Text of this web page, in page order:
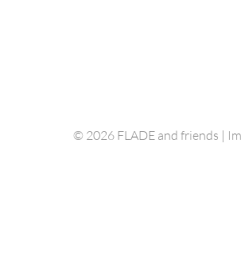
© 2026 FLADE and friends |